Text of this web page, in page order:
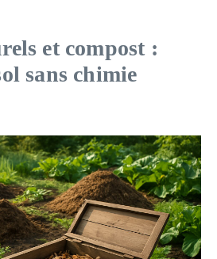
et compost :
sans chimie